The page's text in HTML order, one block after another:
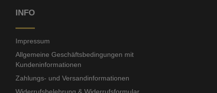
INFO
Impressum
Allgemeine Geschäftsbedingungen mit
Kundeninformationen
Zahlungs- und Versandinformationen
Widerrufsbelehrung & Widerrufsformular